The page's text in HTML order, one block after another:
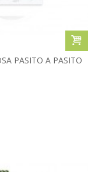
PASITO A PASITO